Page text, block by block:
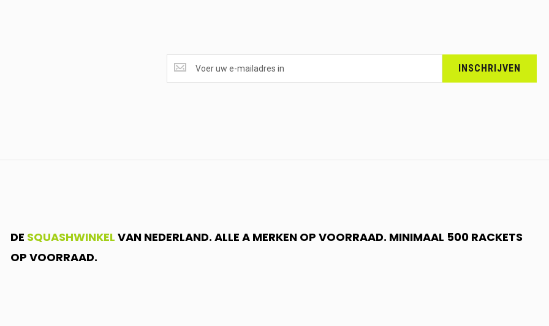
ONTVANGEN?
<br>SCHRIJF
INSCHRIJVEN
DE SQUASHWINKEL VAN NEDERLAND. ALLE A MERKEN OP VOORRAAD. MINIMAAL 500 RACKETS
OP VOORRAAD.